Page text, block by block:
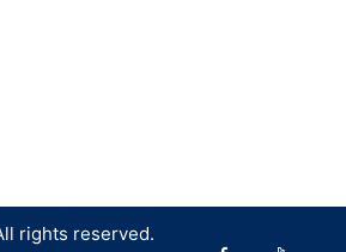
rights reserved.